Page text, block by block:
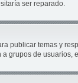
ser reparado.
publicar temas y
grupos de usuarios,